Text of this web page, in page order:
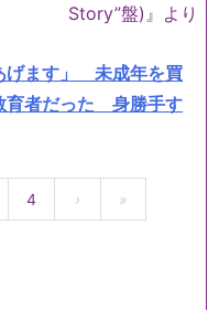
Story”盤)』より
げます」 未成年を買
育者だった 身勝手す
4 › »